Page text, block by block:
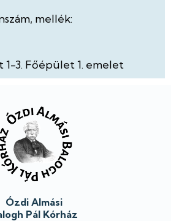
mellék:
1-3. Főépület1. emelet
Ózdi Almási
Pál Kórház